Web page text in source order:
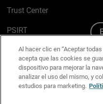
Trust Center
PSIRT
Política de cookies
Política de privacidad
Kit de medios y marca
Al hacer clic en “Aceptar
acepta que las cookies se
dispositivo para mejorar la
analizar el uso del mismo, y
estudios para marketing.